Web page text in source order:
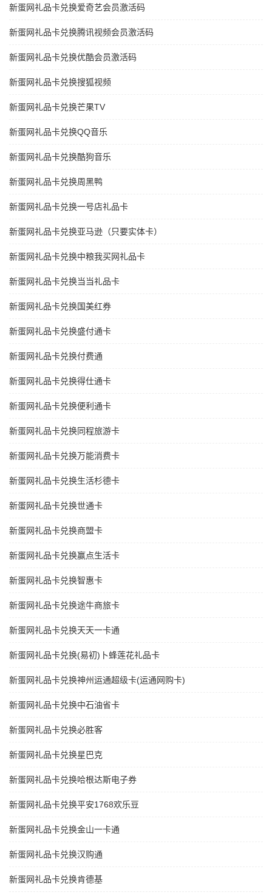
新蛋网礼品卡兑换爱奇艺会员激活码
新蛋网礼品卡兑换腾讯视频会员激活码
新蛋网礼品卡兑换优酷会员激活码
新蛋网礼品卡兑换搜狐视频
新蛋网礼品卡兑换芒果TV
新蛋网礼品卡兑换QQ音乐
新蛋网礼品卡兑换酷狗音乐
新蛋网礼品卡兑换周黑鸭
新蛋网礼品卡兑换一号店礼品卡
新蛋网礼品卡兑换亚马逊（只要实体卡）
新蛋网礼品卡兑换中粮我买网礼品卡
新蛋网礼品卡兑换当当礼品卡
新蛋网礼品卡兑换国美红券
新蛋网礼品卡兑换盛付通卡
新蛋网礼品卡兑换付费通
新蛋网礼品卡兑换得仕通卡
新蛋网礼品卡兑换便利通卡
新蛋网礼品卡兑换同程旅游卡
新蛋网礼品卡兑换万能消费卡
新蛋网礼品卡兑换生活杉德卡
新蛋网礼品卡兑换世通卡
新蛋网礼品卡兑换商盟卡
新蛋网礼品卡兑换赢点生活卡
新蛋网礼品卡兑换智惠卡
新蛋网礼品卡兑换途牛商旅卡
新蛋网礼品卡兑换天天一卡通
新蛋网礼品卡兑换(易初)卜蜂莲花礼品卡
新蛋网礼品卡兑换神州运通超级卡(运通网购卡)
新蛋网礼品卡兑换中石油省卡
新蛋网礼品卡兑换必胜客
新蛋网礼品卡兑换星巴克
新蛋网礼品卡兑换哈根达斯电子券
新蛋网礼品卡兑换平安1768欢乐豆
新蛋网礼品卡兑换金山一卡通
新蛋网礼品卡兑换汉购通
新蛋网礼品卡兑换肯德基